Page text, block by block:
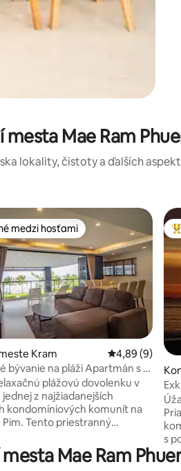
Mae Ram
lokality, čistoty a ďalších
4,9 z 5, počet hodnotení: 86
medzi hosťami
medzi hosťami
Kram Priemerné
4,89 (9)
bývanie na pláži Apartmán s 2
výhľad na oceán
plážovú dovolenku v
jednej z najžiadanejších
kondomíniových komunít na
Pim. Tento priestranný
99 m² ponúka dokonalú
pohodlia, komfortu a
s polohou.
Mae Ram